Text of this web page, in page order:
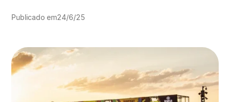
Publicado em24/6/25